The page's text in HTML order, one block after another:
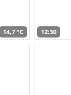
14,7 °C 12:30